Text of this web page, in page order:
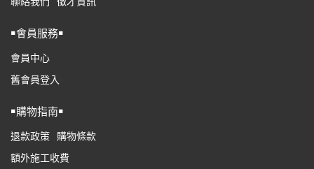
￭會員服務￭
會員中心
舊會員登入
￭購物指南￭
退款政策 購物條款
額外施工收費